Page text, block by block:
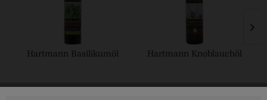
Hartmann Basilikumöl Hartmann Knoblauchöl